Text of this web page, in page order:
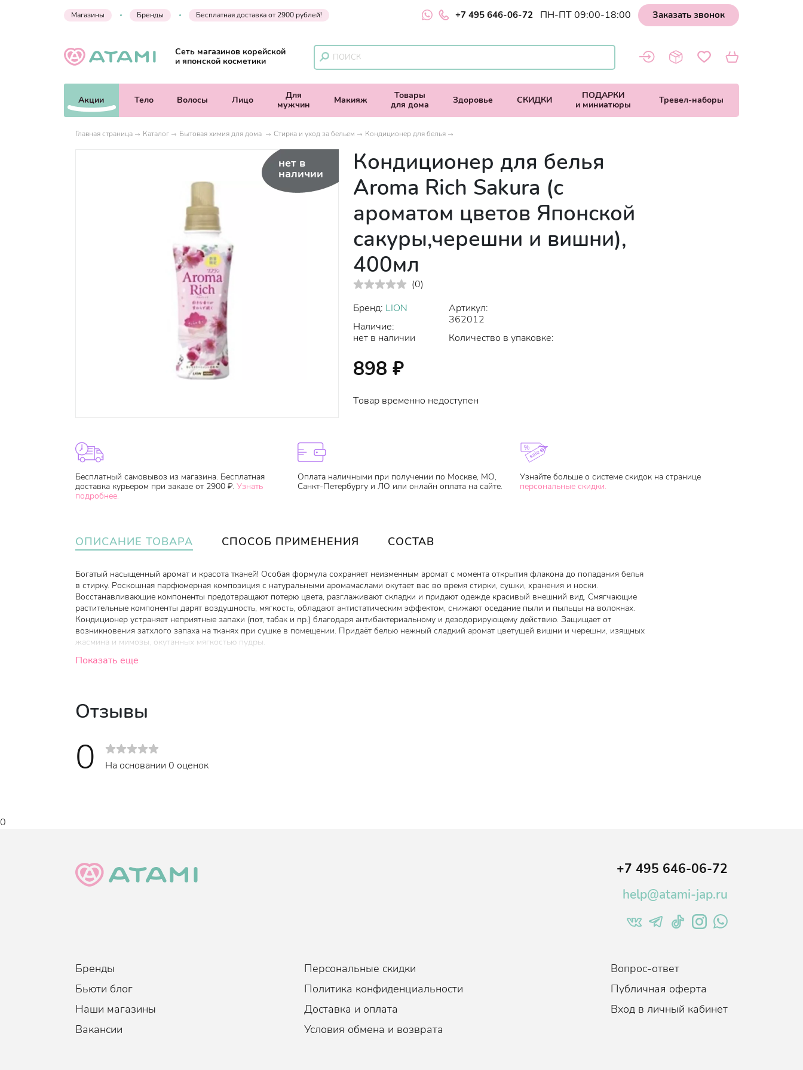
Магазины Бренды Бесплатная доставка от 2900 рублей! +7 495 646-06-72 ПН-ПТ 09:00-18:00 Заказать звонок
Сеть магазинов корейской
и японской косметики
Акции Тело Волосы Лицо
Для
мужчин
Макияж
Товары
для дома
Здоровье СКИДКИ
ПОДАРКИ
и миниатюры
Тревел-наборы
Главная страница Каталог Бытовая химия для дома Стирка и уход за бельем Кондиционер для белья
нет в
наличии
Кондиционер для белья
Aroma Rich Sakura (с
ароматом цветов Японской
сакуры,черешни и вишни),
400мл
(0)
Бренд: LION
Наличие:
нет в наличии
Артикул:
362012
Количество в упаковке:
898 ₽
Товар временно недоступен
Бесплатный самовывоз из магазина. Бесплатная
доставка курьером при заказе от 2900 ₽. Узнать
подробнее.
Оплата наличными при получении по Москве, МО,
Санкт-Петербургу и ЛО или онлайн оплата на сайте.
Узнайте больше о системе скидок на странице
персональные скидки.
ОПИСАНИЕ ТОВАРА СПОСОБ ПРИМЕНЕНИЯ СОСТАВ
Богатый насыщенный аромат и красота тканей! Особая формула сохраняет неизменным аромат с момента открытия флакона до попадания белья
в стирку. Роскошная парфюмерная композиция с натуральными аромамаслами окутает вас во время стирки, сушки, хранения и носки.
Восстанавливающие компоненты предотвращают потерю цвета, разглаживают складки и придают одежде красивый внешний вид. Смягчающие
растительные компоненты дарят воздушность, мягкость, обладают антистатическим эффектом, снижают оседание пыли и пыльцы на волокнах.
Кондиционер устраняет неприятные запахи (пот, табак и пр.) благодаря антибактериальному и дезодорирующему действию. Защищает от
возникновения затхлого запаха на тканях при сушке в помещении. Придаёт белью нежный сладкий аромат цветущей вишни и черешни, изящных
жасмина и мимозы, окутанных мягкостью пудры.
Показать еще
Отзывы
0 На основании 0 оценок
0
+7 495 646-06-72
help@atami-jap.ru
Бренды
Бьюти блог
Наши магазины
Вакансии
Персональные скидки
Политика конфиденциальности
Доставка и оплата
Условия обмена и возврата
Вопрос-ответ
Публичная оферта
Вход в личный кабинет